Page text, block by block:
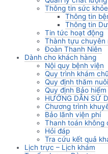
Thông tin sức khỏe
Thông tin
Thông tin
Tin tức hoạt động
Thành tựu chuyên
Đoàn Thanh Niên
Dành cho khách hàng
Nội quy bệnh viện
Quy trình khám
Quy định thăm
Quy định Bảo hiểm
HƯỚNG DẪN SỬ
Chương trình
Bảo lãnh viện phí
Thanh toán không
Hỏi đáp
Tra cứu kết quả
Lịch trực – Lịch khám